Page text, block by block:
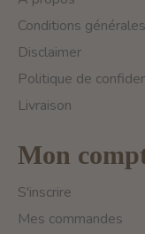
Conditions générales
Disclaimer
Politique de
Livraison
Mon
S'inscrire
Mes commandes